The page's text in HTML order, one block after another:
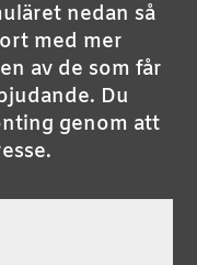
nedan så
med mer
av de som får
Du
genom att